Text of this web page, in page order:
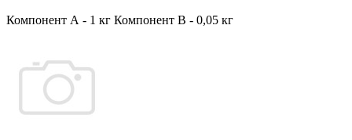
Компонент А - 1 кг Компонент В - 0,05 кг